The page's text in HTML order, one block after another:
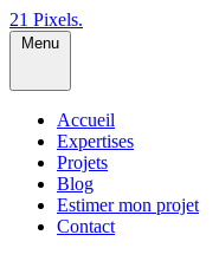
21 Pixels.
Accueil
Expertises
Projets
Blog
Estimer mon projet
Contact